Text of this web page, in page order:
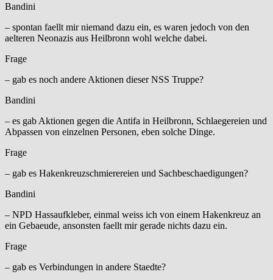
Bandini
– spontan faellt mir niemand dazu ein, es waren jedoch von den
aelteren Neonazis aus Heilbronn wohl welche dabei.
Frage
– gab es noch andere Aktionen dieser NSS Truppe?
Bandini
– es gab Aktionen gegen die Antifa in Heilbronn, Schlaegereien und
Abpassen von einzelnen Personen, eben solche Dinge.
Frage
– gab es Hakenkreuzschmierereien und Sachbeschaedigungen?
Bandini
– NPD Hassaufkleber, einmal weiss ich von einem Hakenkreuz an
ein Gebaeude, ansonsten faellt mir gerade nichts dazu ein.
Frage
– gab es Verbindungen in andere Staedte?